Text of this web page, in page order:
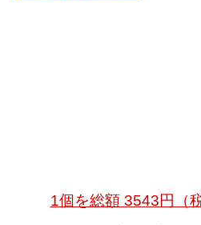
1個を総額 3543円（